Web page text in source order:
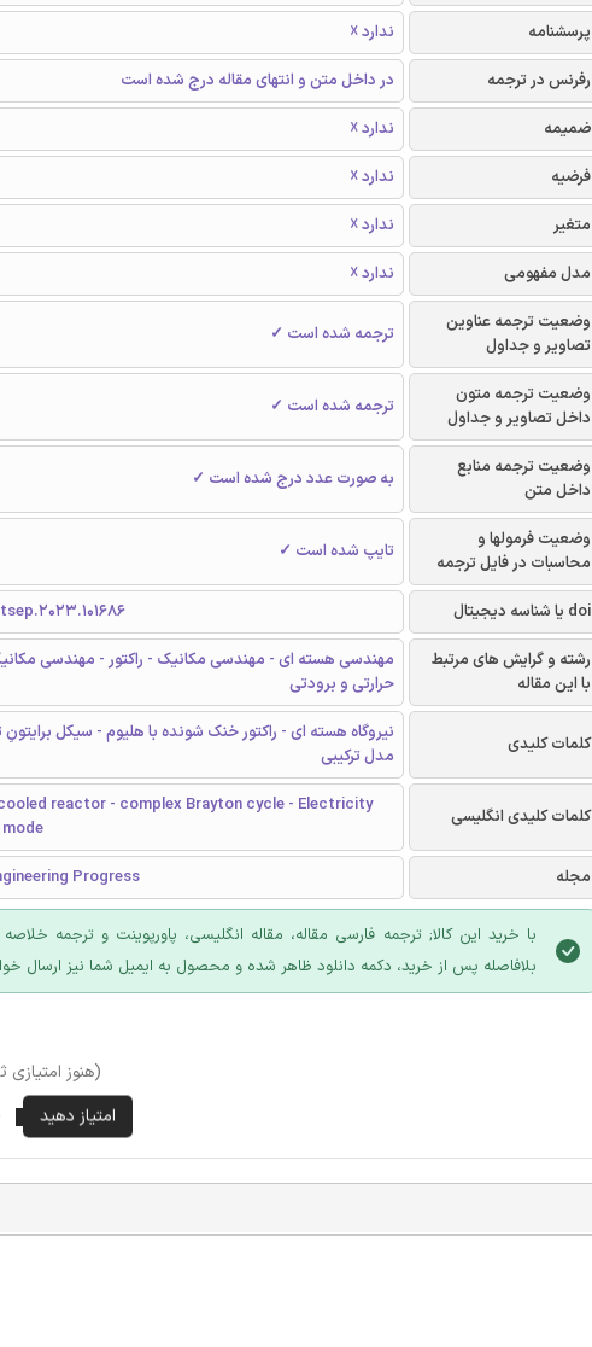
پرسشنامه
ندارد ☓
رفرنس در ترجمه
در داخل متن و انتهای مقاله درج شده است
ضمیمه
ندارد ☓
فرضیه
ندارد ☓
متغیر
ندارد ☓
مدل مفهومی
ندارد ☓
وضعیت ترجمه عناوین
تصاویر و جداول
ترجمه شده است ✓
وضعیت ترجمه متون
داخل تصاویر و جداول
ترجمه شده است ✓
وضعیت ترجمه منابع
داخل متن
به صورت عدد درج شده است ✓
وضعیت فرمولها و
محاسبات در فایل ترجمه
تایپ شده است ✓
doi یا شناسه دیجیتال
رشته و گرایش های مرتبط
با این مقاله
مهندسی هسته ای - مهندسی مکانیک - راکتور - مهندسی
حرارتی و برودتی
کلمات کلیدی
نیروگاه هسته ای - راکتور خنک شونده با هلیوم - سیکل برایتونِ
مدل ترکیبی
کلمات کلیدی انگلیسی
reactor - complex Brayton cycle - Electricity
مجله
Progress
با خرید این کالا; ترجمه فارسی مقاله، مقاله انگلیسی، پاورپوینت و ترجمه
بلافاصله پس از خرید، دکمه دانلود ظاهر شده و محصول به ایمیل شما نیز ارسال
(هنوز